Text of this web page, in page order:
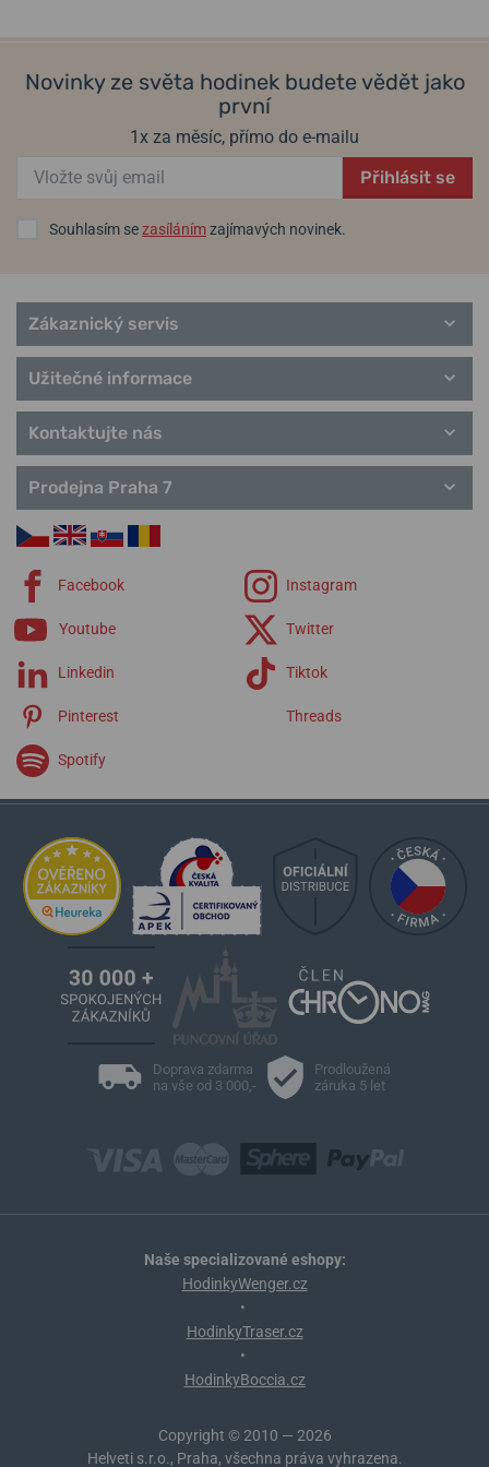
Novinky ze světa hodinek budete vědět jako
první
1x za měsíc, přímo do e-mailu
Přihlásit se
Souhlasím sezasílánímzajímavých novinek.
Zákaznický servis
Užitečné informace
Kontaktujte nás
Prodejna Praha 7
Facebook Instagram
Youtube Twitter
Linkedin Tiktok
Pinterest Threads
Spotify
Doprava zdarma
na vše od 3 000,-
Prodloužená
záruka 5 let
Naše specializované eshopy:
HodinkyWenger.cz
•
HodinkyTraser.cz
•
HodinkyBoccia.cz
Copyright © 2010 — 2026
Helveti s.r.o., Praha, všechna práva vyhrazena.